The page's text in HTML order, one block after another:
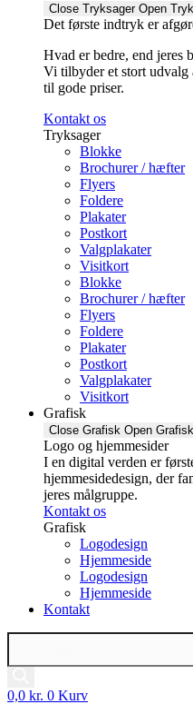
Close Tryksager Open
Det første indtryk er
Hvad er bedre, end jeres
Vi tilbyder et stort
til gode priser.
Kontakt os
Tryksager
Blokke
Brochurer / hæfter
Flyers
Foldere
Plakater
Postkort
Valgplakater
Visitkort
Blokke
Brochurer / hæfter
Flyers
Foldere
Plakater
Postkort
Valgplakater
Visitkort
Grafisk
Close Grafisk Open Grafisk
Logo og hjemmesider
I en digital verden er
hjemmesidedesign, der
jeres målgruppe.
Kontakt os
Grafisk
Logodesign
Hjemmeside
Logodesign
Hjemmeside
Kontakt
Products
0,0 kr. 0 Kurv